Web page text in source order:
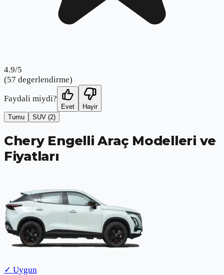
4.9/5
(57 degerlendirme)
Faydali miydi?
Evet
Hayir
Tumu
SUV (2)
Chery Engelli Araç Modelleri ve
Fiyatları
✓ Uygun